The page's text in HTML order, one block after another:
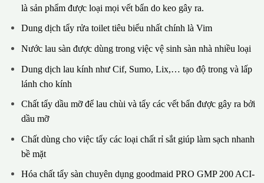
là sản phẩm được loại mọi vết bẩn do keo gây ra.
Dung dịch tẩy rửa toilet tiêu biểu nhất chính là Vim
Nước lau sàn được dùng trong việc vệ sinh sàn nhà nhiều loại
Dung dịch lau kính như Cif, Sumo, Lix,… tạo độ trong và lấp
lánh cho kính
Chất tẩy dầu mỡ để lau chùi và tẩy các vết bẩn được gây ra bởi
dầu mỡ
Chất dùng cho việc tẩy các loại chất rỉ sắt giúp làm sạch nhanh
bề mặt
Hóa chất tẩy sàn chuyên dụng goodmaid PRO GMP 200 ACI-